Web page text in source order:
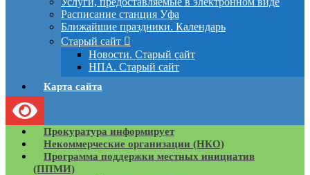
Расписание станция Уфа
Ближайшие праздники. Календарь
Старый сайт
Новости. Старый сайт
НПА. Старый сайт
Карта сайта
Прокуратура информирует
Некоммерческие организации (НКО)
Программа поддержки местных инициатив
(ППМИ)